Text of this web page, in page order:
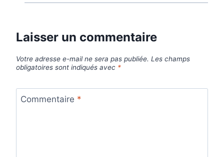
Laisser un commentaire
Votre adresse e-mail ne sera pas publiée. Les champs
obligatoires sont indiqués avec *
Commentaire *